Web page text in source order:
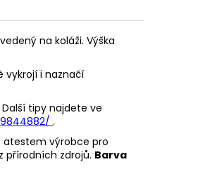
na koláži. Výška
vykrojí i naznačí
tipy najdete ve
.
atestem výrobce pro
přírodních zdrojů. Barva